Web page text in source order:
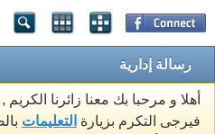
رسالة إدارية
أهلا و مرحبا بك معنا زائرنا
فيرجى التكرم بزيارة التعليمات